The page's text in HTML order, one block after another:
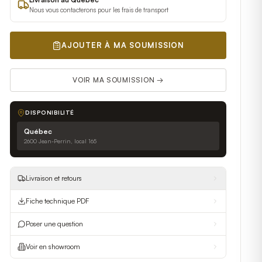
Nous vous contacterons pour les frais de transport
AJOUTER À MA SOUMISSION
VOIR MA SOUMISSION →
DISPONIBILITÉ
Québec
2600 Jean-Perrin, local 165
Livraison et retours
Fiche technique PDF
Poser une question
Voir en showroom